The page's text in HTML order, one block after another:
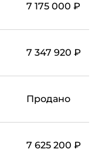
7 175 000 ₽
7 347 920 ₽
Продано
7 625 200 ₽